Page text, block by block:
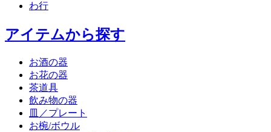
わ行
アイテムから探す
お酒の器
お花の器
茶道具
飲み物の器
皿／プレート
お椀/ボウル